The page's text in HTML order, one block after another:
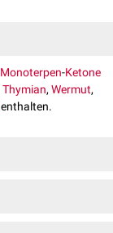
Monoterpen-Ketone
Thymian, Wermut,
enthalten.